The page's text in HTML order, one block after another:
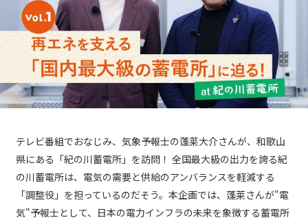
テレビ番組でおなじみ、気象予報士の蓬莱大介さんが、和歌山
県にある「紀の川蓄電所」を訪問！ 全国最大級の出力を誇る紀
の川蓄電所は、電気の需要と供給のアンバランスを軽減する
「調整役」を担っているのだそう。本企画では、蓬莱さんが"電
気"予報士として、日本の電力インフラの未来を象徴する蓄電所